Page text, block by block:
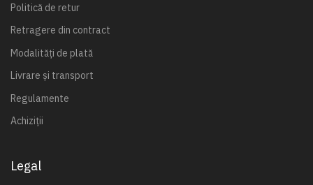
Politică de retur
Retragere din contract
Modalități de plată
Livrare și transport
Regulamente
Achiziții
Legal